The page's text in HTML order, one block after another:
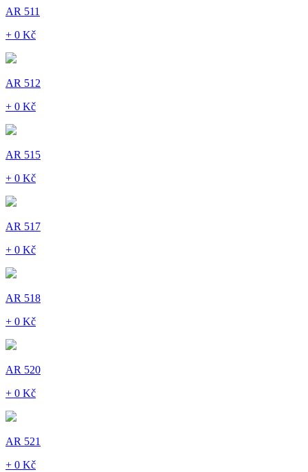
AR 511
+ 0 Kč
AR 512
+ 0 Kč
AR 515
+ 0 Kč
AR 517
+ 0 Kč
AR 518
+ 0 Kč
AR 520
+ 0 Kč
AR 521
+ 0 Kč